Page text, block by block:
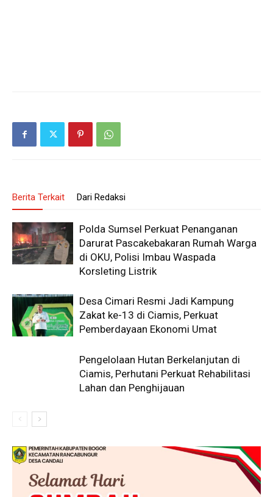
Berita Terkait Dari Redaksi
Polda Sumsel Perkuat Penanganan
Darurat Pascakebakaran Rumah Warga
di OKU, Polisi Imbau Waspada
Korsleting Listrik
Desa Cimari Resmi Jadi Kampung
Zakat ke-13 di Ciamis, Perkuat
Pemberdayaan Ekonomi Umat
Pengelolaan Hutan Berkelanjutan di
Ciamis, Perhutani Perkuat Rehabilitasi
Lahan dan Penghijauan